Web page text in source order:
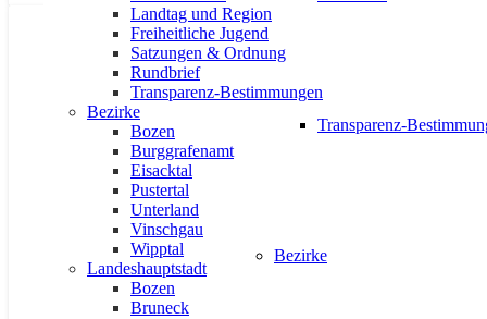
Transparenz-
Bezirke
Landtag und Region
Freiheitliche Jugend
Satzungen & Ordnung
Rundbrief
Transparenz-Bestimmungen
Bezirke
Bozen
Burggrafenamt
Eisacktal
Pustertal
Unterland
Vinschgau
Wipptal
Landeshauptstadt
Bozen
Bruneck
AKTUELLPRESSEPRESSEMITTEILUNGEN
Unternehmenssicherheit:
11. Juni 2026